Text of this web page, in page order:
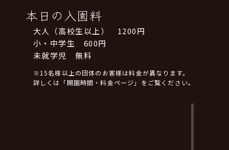
本日の入園料
大人（高校生以上） 1200円
小・中学生 600円
未就学児 無料
※15名様以上の団体のお客様は料金が異なります。
詳しくは「開園時間・料金ページ」をご覧ください。